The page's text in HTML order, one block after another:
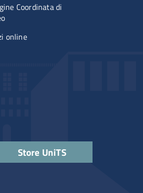
Coordinata di
online
Store UniTS